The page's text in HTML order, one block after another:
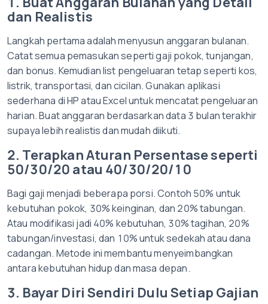
dan Realistis
Langkah pertama adalah menyusun anggaran bulanan.
Catat semua pemasukan seperti gaji pokok, tunjangan,
dan bonus. Kemudian list pengeluaran tetap seperti kos,
listrik, transportasi, dan cicilan. Gunakan aplikasi
sederhana di HP atau Excel untuk mencatat pengeluaran
harian. Buat anggaran berdasarkan data 3 bulan terakhir
supaya lebih realistis dan mudah diikuti.
2. Terapkan Aturan Persentase seperti
50/30/20 atau 40/30/20/10
Bagi gaji menjadi beberapa porsi. Contoh 50% untuk
kebutuhan pokok, 30% keinginan, dan 20% tabungan.
Atau modifikasi jadi 40% kebutuhan, 30% tagihan, 20%
tabungan/investasi, dan 10% untuk sedekah atau dana
cadangan. Metode ini membantu menyeimbangkan
antara kebutuhan hidup dan masa depan.
3. Bayar Diri Sendiri Dulu Setiap Gajian